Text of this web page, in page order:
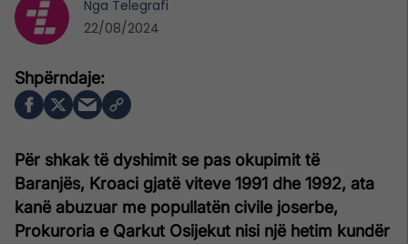
Për shkak të dyshimit se pas okupimit të
Baranjës, Kroaci gjatë viteve 1991 dhe 1992, ata
kanë abuzuar me popullatën civile joserbe,
Prokuroria e Qarkut Osijekut nisi një hetim kundër
Nga Telegrafi
22/08/2024